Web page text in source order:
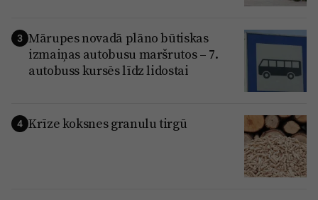
3 Mārupes novadā plāno būtiskas
izmaiņas autobusu maršrutos – 7.
autobuss kursēs līdz lidostai
4 Krīze koksnes granulu tirgū